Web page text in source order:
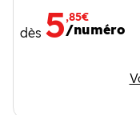
dès 5,85€
/numéro